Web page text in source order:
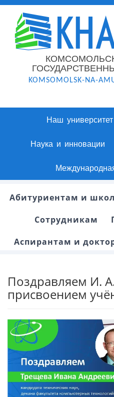
KOMSOMOLSK-NA-
Наш университет
Наука и инновации
Абитуриентам и
Сотрудникам
Аспирантам и
Поздравляем И.
присвоением